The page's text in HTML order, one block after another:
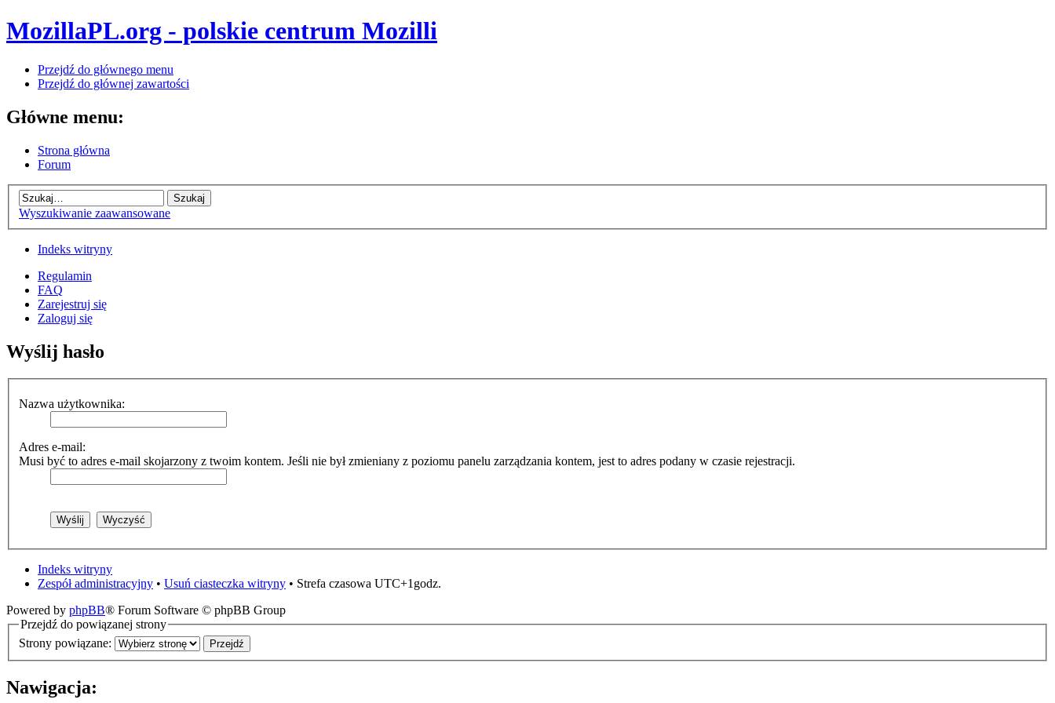
MozillaPL.org - polskie centrum Mozilli
Przejdź do głównego menu
Przejdź do głównej zawartości
Główne menu:
Strona główna
Forum
Wyszukiwanie zaawansowane
Indeks witryny
Regulamin
FAQ
Zarejestruj się
Zaloguj się
Wyślij hasło
Nazwa użytkownika:
Adres e-mail:
Musi być to adres e-mail skojarzony z twoim kontem. Jeśli nie był zmieniany z poziomu panelu zarządzania kontem, jest to adres podany w czasie rejestracji.
Indeks witryny
Zespół administracyjny • Usuń ciasteczka witryny • Strefa czasowa UTC+1godz.
Powered by phpBB® Forum Software © phpBB Group
Przejdź do powiązanej strony
Strony powiązane:
Nawigacja: